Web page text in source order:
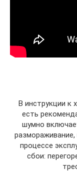
В инструкции к
есть
шумно
процессе
сбои: